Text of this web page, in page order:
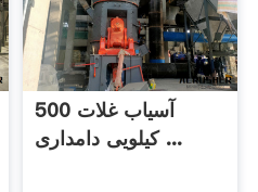
آسیاب غلات 500
کیلویی دامداری ...